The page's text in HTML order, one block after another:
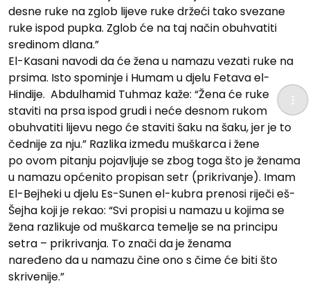
desne ruke na zglob lijeve ruke držeći tako svezane
ruke ispod pupka. Zglob će na taj način obuhvatiti
sredinom dlana.”
El-Kasani navodi da će žena u namazu vezati ruke na
prsima. Isto spominje i Humam u djelu Fetava el-
Hindije. Abdulhamid Tuhmaz kaže: “Žena će ruke
staviti na prsa ispod grudi i neće desnom rukom
obuhvatiti lijevu nego će staviti šaku na šaku, jer je to
čednije za nju.” Razlika između muškarca i žene
po ovom pitanju pojavljuje se zbog toga što je ženama
u namazu općenito propisan setr (prikrivanje). Imam
El-Bejheki u djelu Es-Sunen el-kubra prenosi riječi eš-
Šejha koji je rekao: “Svi propisi u namazu u kojima se
žena razlikuje od muškarca temelje se na principu
setra – prikrivanja. To znači da je ženama
naređeno da u namazu čine ono s čime će biti što
skrivenije.”